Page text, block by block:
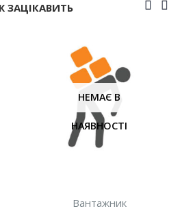
НЕМАЄ В
НАЯВНОСТІ
Вантажник